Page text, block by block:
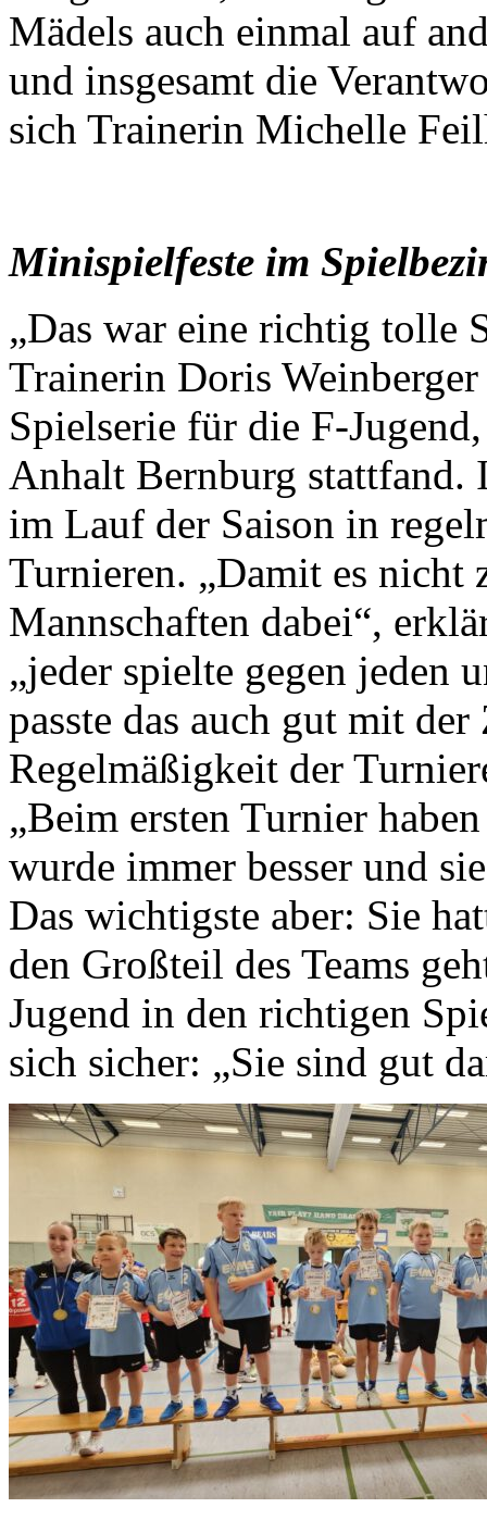
Mädels auch einmal auf
und insgesamt die
sich Trainerin Michelle
Minispielfeste im
„Das war eine richtig tolle
Trainerin Doris
Spielserie für die F-
Anhalt Bernburg stattfand.
im Lauf der Saison in
Turnieren. „Damit es nicht
Mannschaften dabei“,
„jeder spielte gegen jeden
passte das auch gut mit
Regelmäßigkeit der
„Beim ersten Turnier
wurde immer besser und
Das wichtigste aber: Sie
den Großteil des Teams
Jugend in den richtigen
sich sicher: „Sie sind gut